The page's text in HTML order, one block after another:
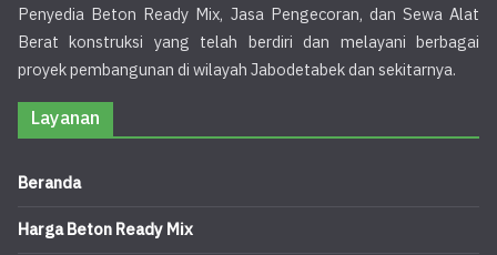
Penyedia Beton Ready Mix, Jasa Pengecoran, dan Sewa Alat
Berat konstruksi yang telah berdiri dan melayani berbagai
proyek pembangunan di wilayah Jabodetabek dan sekitarnya.
Layanan
Beranda
Harga Beton Ready Mix